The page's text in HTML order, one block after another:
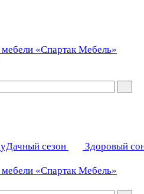
уДачный сезон Здоровый